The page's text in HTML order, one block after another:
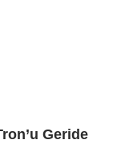
Geride